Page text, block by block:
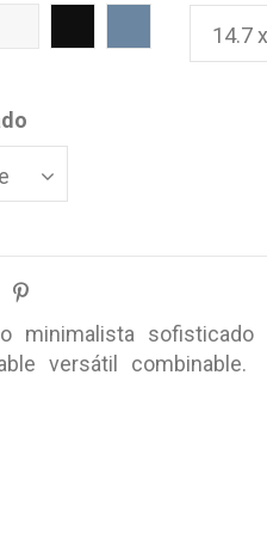
minimalista sofisticado
versátil combinable.